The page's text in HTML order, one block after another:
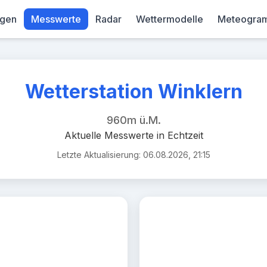
Messwerte Radar Wettermodelle
Wetterstation Winklern
960m ü.M.
Aktuelle Messwerte in Echtzeit
Letzte Aktualisierung: 06.08.2026, 21:15